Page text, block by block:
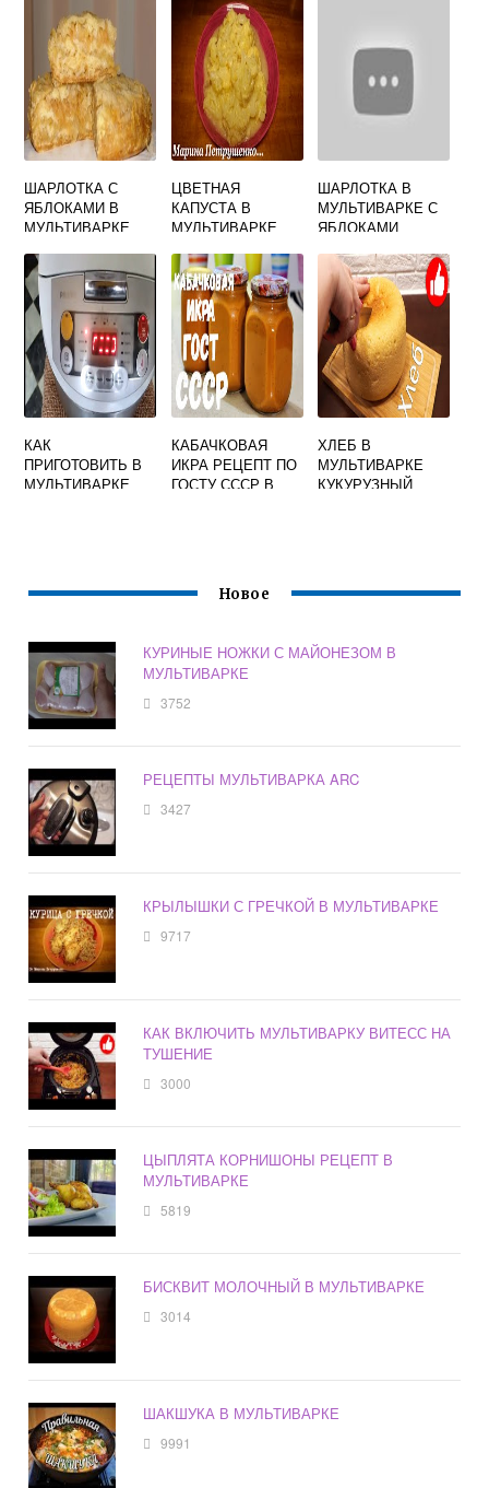
ШАРЛОТКА С
ЯБЛОКАМИ В
МУЛЬТИВАРКЕ
РЕДМОНД
ЦВЕТНАЯ
КАПУСТА В
МУЛЬТИВАРКЕ
ШАРЛОТКА В
МУЛЬТИВАРКЕ С
ЯБЛОКАМИ
КАК
ПРИГОТОВИТЬ В
МУЛЬТИВАРКЕ
КАБАЧКОВАЯ
ИКРА РЕЦЕПТ ПО
ГОСТУ СССР В
ХЛЕБ В
МУЛЬТИВАРКЕ
КУКУРУЗНЫЙ
Новое
КУРИНЫЕ НОЖКИ С МАЙОНЕЗОМ В
МУЛЬТИВАРКЕ
3752
РЕЦЕПТЫ МУЛЬТИВАРКА ARC
3427
КРЫЛЫШКИ С ГРЕЧКОЙ В МУЛЬТИВАРКЕ
9717
КАК ВКЛЮЧИТЬ МУЛЬТИВАРКУ ВИТЕСС НА
ТУШЕНИЕ
3000
ЦЫПЛЯТА КОРНИШОНЫ РЕЦЕПТ В
МУЛЬТИВАРКЕ
5819
БИСКВИТ МОЛОЧНЫЙ В МУЛЬТИВАРКЕ
3014
ШАКШУКА В МУЛЬТИВАРКЕ
9991